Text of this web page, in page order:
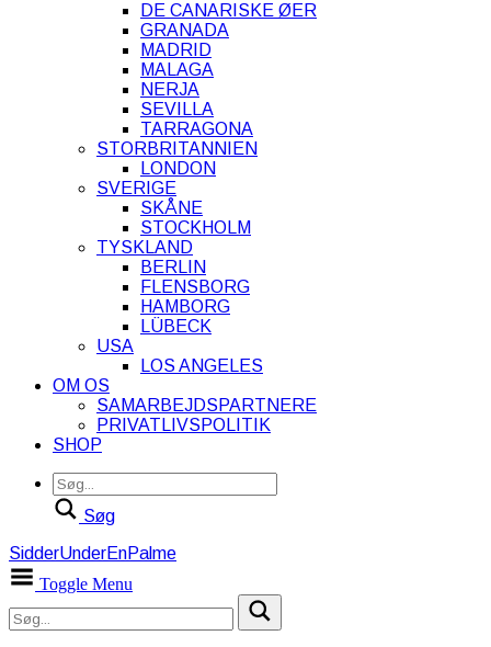
DE CANARISKE ØER
GRANADA
MADRID
MALAGA
NERJA
SEVILLA
TARRAGONA
STORBRITANNIEN
LONDON
SVERIGE
SKÅNE
STOCKHOLM
TYSKLAND
BERLIN
FLENSBORG
HAMBORG
LÜBECK
USA
LOS ANGELES
OM OS
SAMARBEJDSPARTNERE
PRIVATLIVSPOLITIK
SHOP
Søg
SidderUnderEnPalme
Toggle Menu